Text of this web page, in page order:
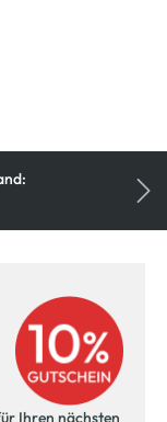
Ihren nächsten